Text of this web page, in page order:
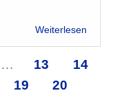
Weiterlesen
… Seite
13 Seite
14
Seite
19 Seite
20